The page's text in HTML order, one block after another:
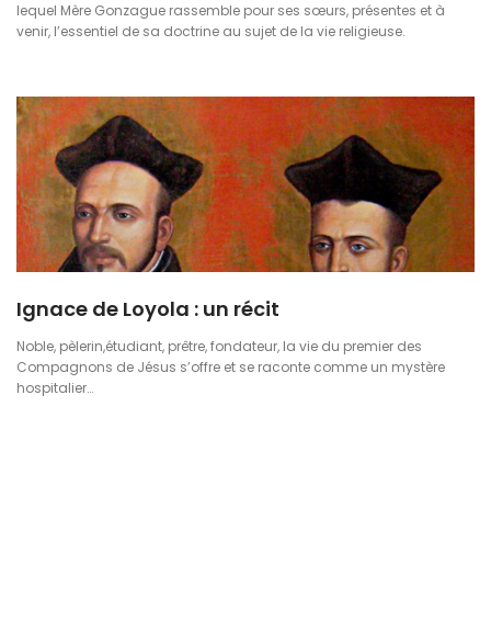
lequel Mère Gonzague rassemble pour ses sœurs, présentes et à
venir, l’essentiel de sa doctrine au sujet de la vie religieuse.
Ignace de Loyola : un récit
Noble, pèlerin,étudiant, prêtre, fondateur, la vie du premier des
Compagnons de Jésus s’offre et se raconte comme un mystère
hospitalier…